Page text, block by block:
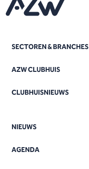
SECTOREN & BRANCHES
AZW CLUBHUIS
CLUBHUISNIEUWS
NIEUWS
AGENDA